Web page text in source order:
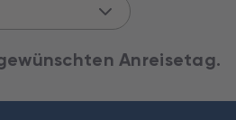
Anreisetag.